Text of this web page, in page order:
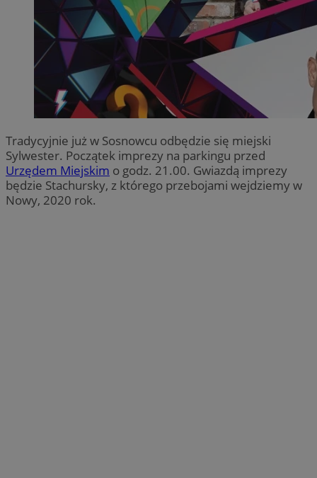
Tradycyjnie już w Sosnowcu odbędzie się miejski
Sylwester. Początek imprezy na parkingu przed
Urzędem Miejskim o godz. 21.00. Gwiazdą imprezy
będzie Stachursky, z którego przebojami wejdziemy w
Nowy, 2020 rok.